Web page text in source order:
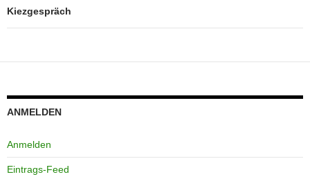
Kiezgespräch
ANMELDEN
Anmelden
Eintrags-Feed